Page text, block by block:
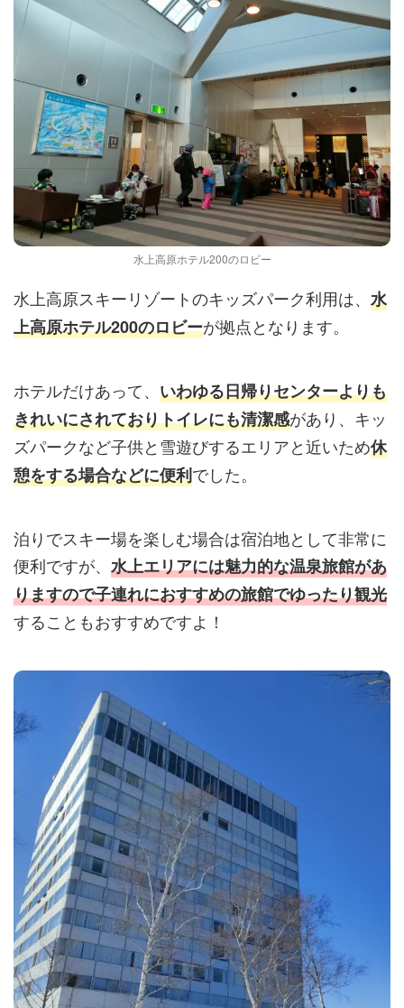
水上高原ホテル200のロビー
水上高原スキーリゾートのキッズパーク利用は、 水
上高原ホテル200のロビーが拠点となります。
ホテルだけあって、 いわゆる日帰りセンターよりも
きれいにされておりトイレにも清潔感があり、キッ
ズパークなど子供と雪遊びするエリアと近いため休
憩をする場合などに便利でした。
泊りでスキー場を楽しむ場合は宿泊地として非常に
便利ですが、 水上エリアには魅力的な温泉旅館があ
りますので子連れにおすすめの旅館でゆったり観光
することもおすすめですよ！